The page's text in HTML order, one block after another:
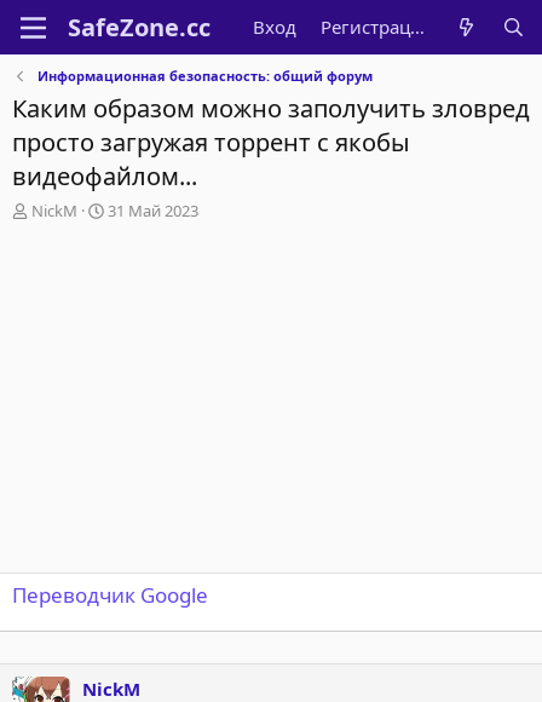
Вход Регистрация
Информационная безопасность: общий форум
Каким образом можно заполучить зловред
просто загружая торрент с якобы
видеофайлом...
А
NickM
Д
31 Май 2023
Переводчик Google
NickM